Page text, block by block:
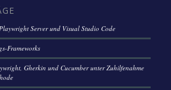
Server und Visual Studio Code
Frameworks
Gherkin und Cucumber unter Zuhilfenahme